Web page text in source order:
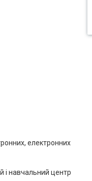
електронних
навчальний центр